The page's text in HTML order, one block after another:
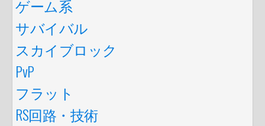
ゲーム系
サバイバル
スカイブロック
PvP
フラット
RS回路・技術